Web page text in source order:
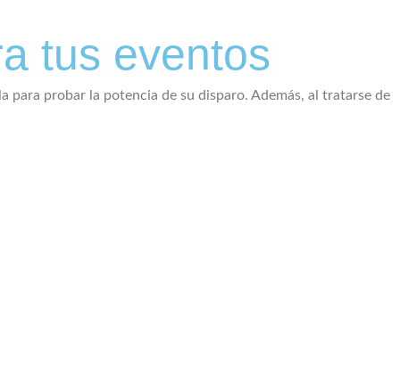
tus eventos
para probar la potencia de su disparo. Además, al tratarse de